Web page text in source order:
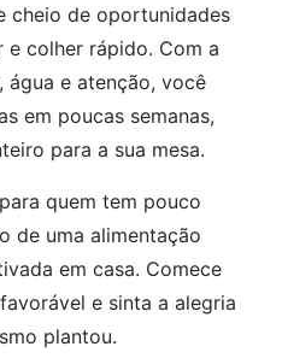
cheio de oportunidades
e colher rápido. Com a
e atenção, você
em poucas semanas,
para a sua mesa.
quem tem pouco
de uma alimentação
em casa. Comece
e sinta a alegria
plantou.